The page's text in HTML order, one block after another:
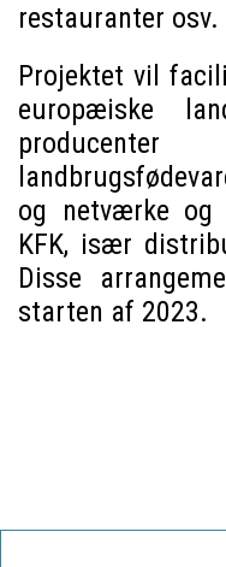
restauranter osv.
Projektet vil
europæiske
og netværke og
KFK, især
Disse
starten af 2023.